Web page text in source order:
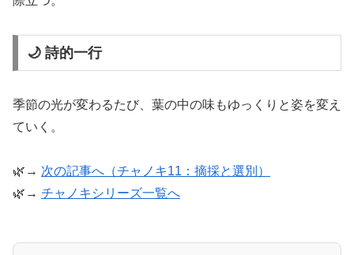
🌙 詩的一行
季節の光が変わるたび、葉の中の味もゆっくりと姿を変え
ていく。
🌿→ 次の記事へ（チャノキ11：摘採と選別）
🌿→ チャノキシリーズ一覧へ